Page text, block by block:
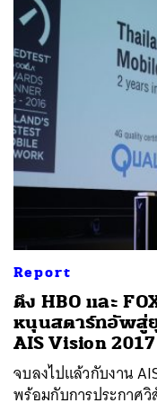
Report
ดึง HBO และ
หนุนสตาร์ทอัพสู่
AIS Vision 2017
จบลงไปแล้วกับงาน
พร้อมกับการประกาศวิ